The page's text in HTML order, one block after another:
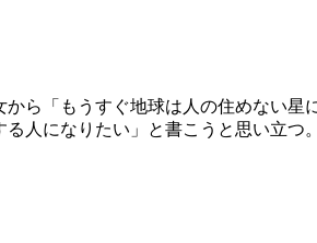
ら「もうすぐ地球は人の住めない
人になりたい」と書こうと思い立